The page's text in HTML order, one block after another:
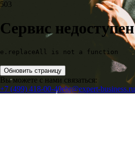
503
Сервис недоступен
e.replaceAll is not a function
Обновить страницу
Вы можете с нами связаться:
+7 (499) 418-00-40ebr@expert-business.ru